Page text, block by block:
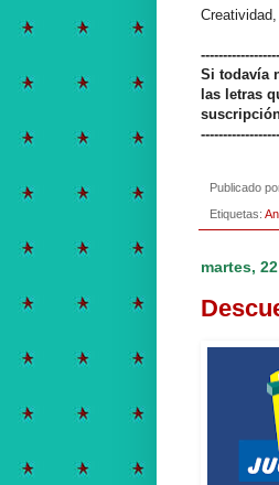
Si todavía
las letras
Publicado
Etiquetas:
martes,